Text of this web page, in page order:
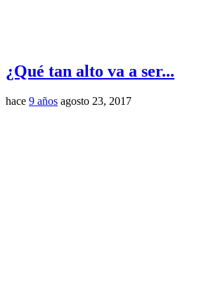
¿Qué tan alto va a ser...
hace 9 años agosto 23, 2017